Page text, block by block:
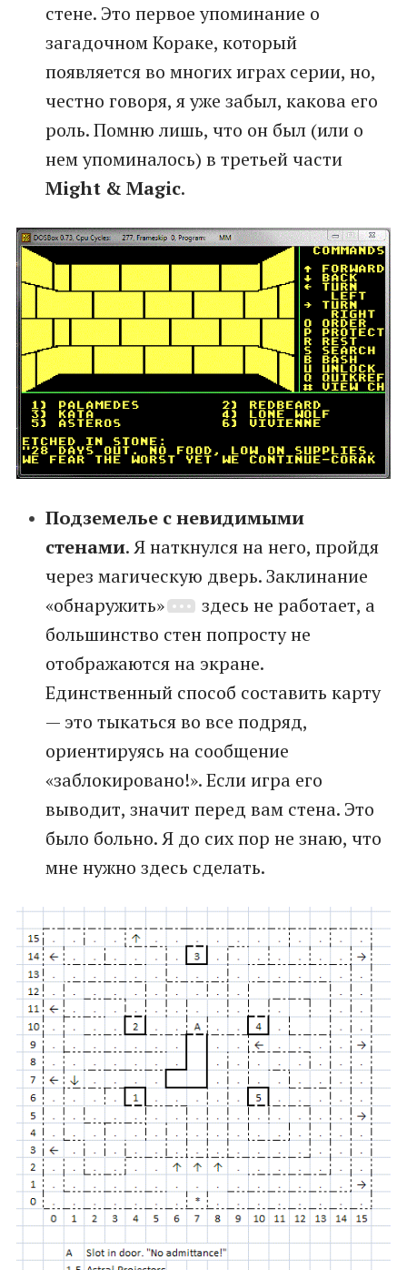
стене. Это первое упоминание о
загадочном Кораке, который
появляется во многих играх серии, но,
честно говоря, я уже забыл, какова его
роль. Помню лишь, что он был (или о
нем упоминалось) в третьей части
Might & Magic.
Подземелье с невидимыми
стенами. Я наткнулся на него, пройдя
через магическую дверь. Заклинание
«обнаружить»
здесь не работает, а
большинство стен попросту не
отображаются на экране.
Единственный способ составить карту
— это тыкаться во все подряд,
ориентируясь на сообщение
«заблокировано!». Если игра его
выводит, значит перед вам стена. Это
было больно. Я до сих пор не знаю, что
мне нужно здесь сделать.